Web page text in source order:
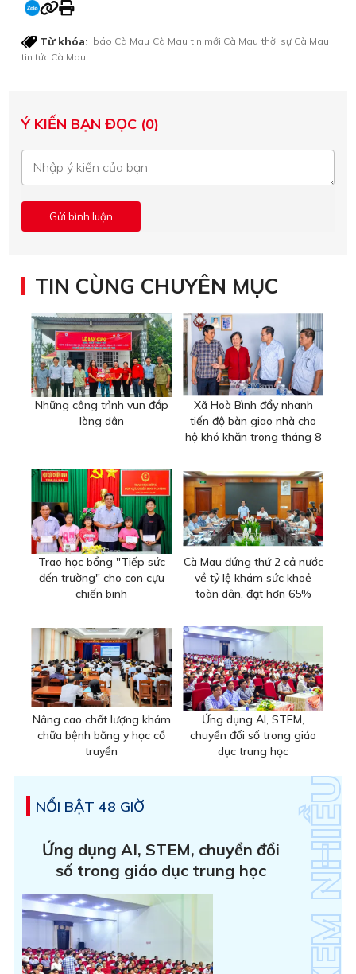
Từ khóa: báo Cà Mau Cà Mau tin mới Cà Mau thời sự Cà Mau
tin tức Cà Mau
Ý KIẾN BẠN ĐỌC (0)
TIN CÙNG CHUYÊN MỤC
Những công trình vun đắp
lòng dân
Xã Hoà Bình đẩy nhanh
tiến độ bàn giao nhà cho
hộ khó khăn trong tháng 8
Trao học bổng "Tiếp sức
đến trường" cho con cựu
chiến binh
Cà Mau đứng thứ 2 cả nước
về tỷ lệ khám sức khoẻ
toàn dân, đạt hơn 65%
Nâng cao chất lượng khám
chữa bệnh bằng y học cổ
truyền
Ứng dụng AI, STEM,
chuyển đổi số trong giáo
dục trung học
NỔI BẬT 48 GIỜ
Ứng dụng AI, STEM, chuyển đổi
số trong giáo dục trung học